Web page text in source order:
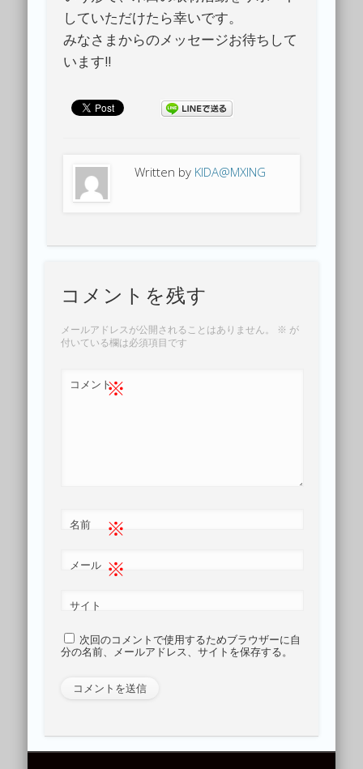
していただけたら幸いです。
みなさまからのメッセージお待ちして
います!!
Written by KIDA@MXING
コメントを残す
メールアドレスが公開されることはありません。 ※ が
付いている欄は必須項目です
コメント※
名前 ※
メール ※
サイト
次回のコメントで使用するためブラウザーに自
分の名前、メールアドレス、サイトを保存する。